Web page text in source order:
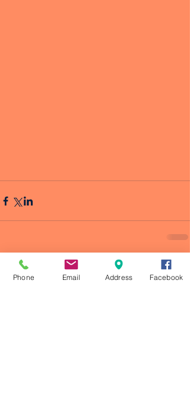
Comentarios
Phone Email Address Facebook